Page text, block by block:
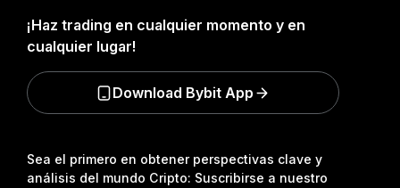
Sea el primero en obtener perspectivas clave y
análisis del mundo Cripto: Suscribirse a nuestro
¡Haz trading en cualquier momento y en
cualquier lugar!
Download Bybit App